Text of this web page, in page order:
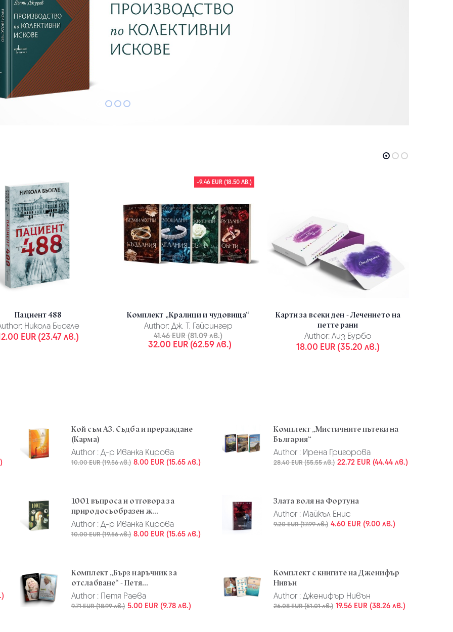
Пациент 488
Никола Бьогле
EUR (23.47 лв.)
-9.46 EUR (18.50 ЛВ.)
Комплект „Кралици и чудовища“
Author: Дж. Т. Гайсингер
41.46 EUR (81.09 лв.)
32.00 EUR (62.59 лв.)
Карти за всеки ден - Лечението на
петте рани
Author: Лиз Бурбо
18.00 EUR (35.20 лв.)
Кой съм АЗ. Съдба и прераждане
(Карма)
Author : Д-р Иванка Кирова
10.00 EUR (19.56 лв.) 8.00 EUR (15.65 лв.)
Комплект „Мистичните пътеки на
България“
Author : Ирена Григорова
28.40 EUR (55.55 лв.) 22.72 EUR (44.44 лв.)
1001 въпроса и отговора за
природосъобразен ж...
Author : Д-р Иванка Кирова
10.00 EUR (19.56 лв.) 8.00 EUR (15.65 лв.)
Злата воля на Фортуна
Author : Майкъл Енис
9.20 EUR (17.99 лв.) 4.60 EUR (9.00 лв.)
Комплект „Бърз наръчник за
отслабване“ - Петя...
Author : Петя Раева
9.71 EUR (18.99 лв.) 5.00 EUR (9.78 лв.)
Комплект с книгите на Дженифър
Нивън
Author : Дженифър Нивън
26.08 EUR (51.01 лв.) 19.56 EUR (38.26 лв.)